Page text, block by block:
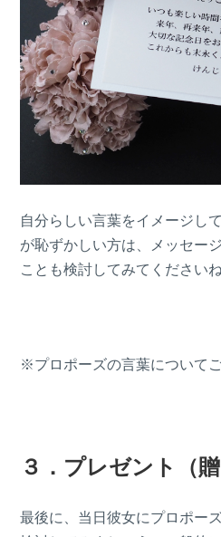
自分らしい言葉をイメージし
が恥ずかしい方は、メッセー
ことも検討してみてくださいね
※プロポーズの言葉について
３．プレゼント（贈
最後に、当日彼女にプロポー